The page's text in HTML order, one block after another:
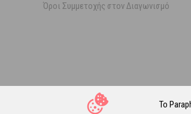
Το
Όροι Συμμετοχής στον Διαγωνισμό